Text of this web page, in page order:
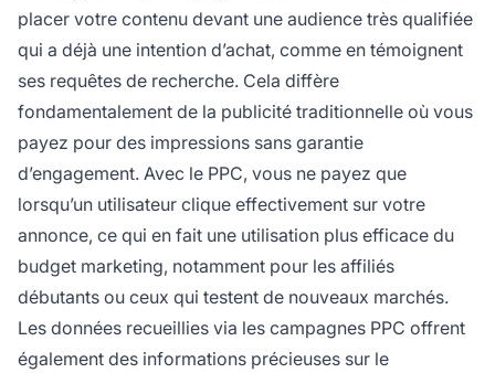
placer votre contenu devant une audience très qualifiée
qui a déjà une intention d’achat, comme en témoignent
ses requêtes de recherche. Cela diffère
fondamentalement de la publicité traditionnelle où vous
payez pour des impressions sans garantie
d’engagement. Avec le PPC, vous ne payez que
lorsqu’un utilisateur clique effectivement sur votre
annonce, ce qui en fait une utilisation plus efficace du
budget marketing, notamment pour les affiliés
débutants ou ceux qui testent de nouveaux marchés.
Les données recueillies via les campagnes PPC offrent
également des informations précieuses sur le